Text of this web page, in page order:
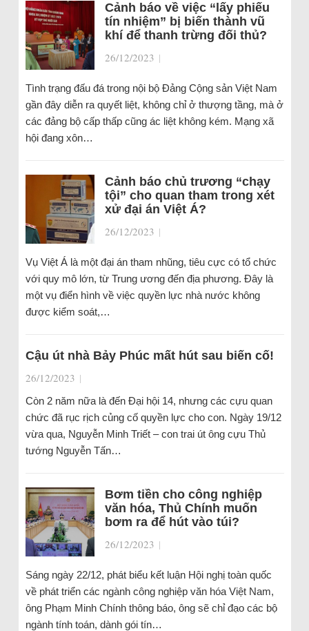
Cảnh báo về việc “lấy phiếu
tín nhiệm” bị biến thành vũ
khí để thanh trừng đối thủ?
26/12/2023 |
Tình trạng đấu đá trong nội bộ Đảng Cộng sản Việt Nam
gần đây diễn ra quyết liệt, không chỉ ở thượng tầng, mà ở
các đảng bộ cấp thấp cũng ác liệt không kém. Mạng xã
hội đang xôn…
Cảnh báo chủ trương “chạy
tội” cho quan tham trong xét
xử đại án Việt Á?
26/12/2023 |
Vụ Việt Á là một đại án tham nhũng, tiêu cực có tổ chức
với quy mô lớn, từ Trung ương đến địa phương. Đây là
một vụ điển hình về việc quyền lực nhà nước không
được kiểm soát,…
Cậu út nhà Bảy Phúc mất hút sau biến cố!
26/12/2023 |
Còn 2 năm nữa là đến Đại hội 14, nhưng các cựu quan
chức đã rục rịch củng cố quyền lực cho con. Ngày 19/12
vừa qua, Nguyễn Minh Triết – con trai út ông cựu Thủ
tướng Nguyễn Tấn…
Bơm tiền cho công nghiệp
văn hóa, Thủ Chính muốn
bơm ra để hút vào túi?
26/12/2023 |
Sáng ngày 22/12, phát biểu kết luận Hội nghị toàn quốc
về phát triển các ngành công nghiệp văn hóa Việt Nam,
ông Phạm Minh Chính thông báo, ông sẽ chỉ đạo các bộ
ngành tính toán, dành gói tín…